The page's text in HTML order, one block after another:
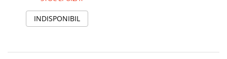
INDISPONIBIL